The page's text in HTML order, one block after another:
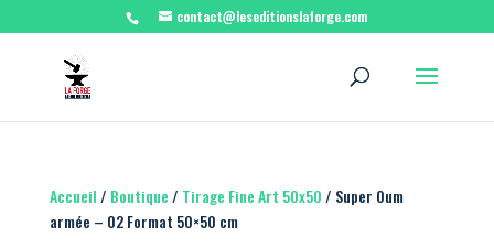
contact@leseditionslaforge.com
Accueil / Boutique / Tirage Fine Art 50x50 / Super Oum
armée – 02 Format 50×50 cm